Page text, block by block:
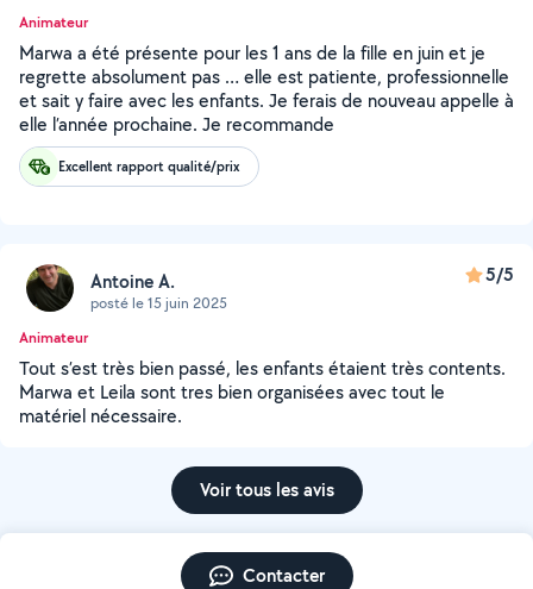
Animateur
Marwa a été présente pour les 1 ans de la fille en juin et je
regrette absolument pas … elle est patiente, professionnelle
et sait y faire avec les enfants. Je ferais de nouveau appelle à
elle l’année prochaine. Je recommande
Excellent rapport qualité/prix
Antoine A.
posté le 15 juin 2025
5/5
Animateur
Tout s’est très bien passé, les enfants étaient très contents.
Marwa et Leila sont tres bien organisées avec tout le
matériel nécessaire.
Voir tous les avis
Contacter